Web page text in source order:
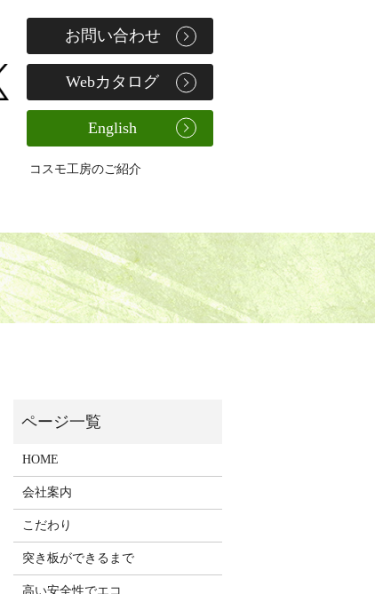
コスモ工房のご紹介
お問い合わせ
Webカタログ
English
HOME
会社案内
こだわり
突き板ができるまで
高い安全性でエコ